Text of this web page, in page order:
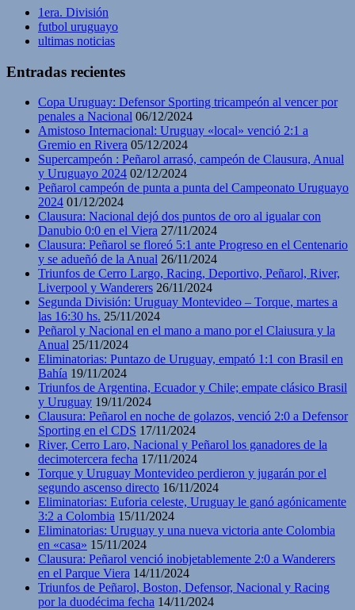
1era. División
futbol uruguayo
ultimas noticias
Entradas recientes
Copa Uruguay: Defensor Sporting tricampeón al vencer por
penales a Nacional 06/12/2024
Amistoso Internacional: Uruguay «local» venció 2:1 a
Gremio en Rivera 05/12/2024
Supercampeón : Peñarol arrasó, campeón de Clausura, Anual
y Uruguayo 2024 02/12/2024
Peñarol campeón de punta a punta del Campeonato Uruguayo
2024 01/12/2024
Clausura: Nacional dejó dos puntos de oro al igualar con
Danubio 0:0 en el Viera 27/11/2024
Clausura: Peñarol se floreó 5:1 ante Progreso en el Centenario
y se adueñó de la Anual 26/11/2024
Triunfos de Cerro Largo, Racing, Deportivo, Peñarol, River,
Liverpool y Wanderers 26/11/2024
Segunda División: Uruguay Montevideo – Torque, martes a
las 16:30 hs. 25/11/2024
Peñarol y Nacional en el mano a mano por el Claiusura y la
Anual 25/11/2024
Eliminatorias: Puntazo de Uruguay, empató 1:1 con Brasil en
Bahía 19/11/2024
Triunfos de Argentina, Ecuador y Chile; empate clásico Brasil
y Uruguay 19/11/2024
Clausura: Peñarol en noche de golazos, venció 2:0 a Defensor
Sporting en el CDS 17/11/2024
River, Cerro Laro, Nacional y Peñarol los ganadores de la
decimotercera fecha 17/11/2024
Torque y Uruguay Montevideo perdieron y jugarán por el
segundo ascenso directo 16/11/2024
Eliminatorias: Euforia celeste, Uruguay le ganó agónicamente
3:2 a Colombia 15/11/2024
Eliminatorias: Uruguay y una nueva victoria ante Colombia
en «casa» 15/11/2024
Clausura: Peñarol venció inobjetablemente 2:0 a Wanderers
en el Parque Viera 14/11/2024
Triunfos de Peñarol, Boston, Defensor, Nacional y Racing
por la duodécima fecha 14/11/2024